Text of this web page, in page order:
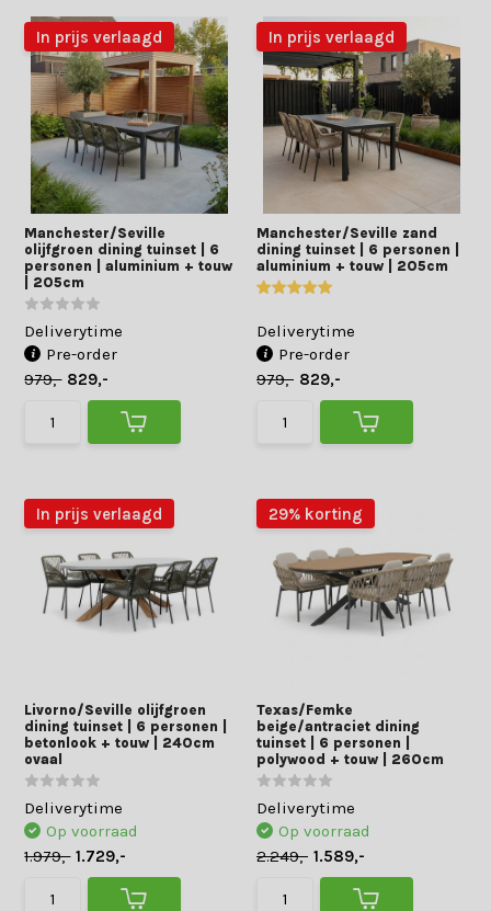
In prijs verlaagd
Manchester/Seville
olijfgroen dining tuinset | 6
personen | aluminium + touw
| 205cm
Deliverytime
Pre-order
979,- 829,-
In prijs verlaagd
Manchester/Seville zand
dining tuinset | 6 personen |
aluminium + touw | 205cm
Deliverytime
Pre-order
979,- 829,-
In prijs verlaagd
Livorno/Seville olijfgroen
dining tuinset | 6 personen |
betonlook + touw | 240cm
ovaal
Deliverytime
Op voorraad
1.979,- 1.729,-
29% korting
Texas/Femke
beige/antraciet dining
tuinset | 6 personen |
polywood + touw | 260cm
Deliverytime
Op voorraad
2.249,- 1.589,-